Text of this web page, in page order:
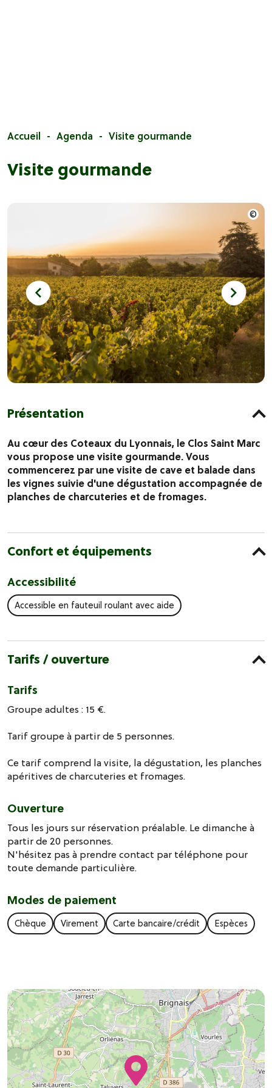
Accueil Agenda Visite gourmande
Visite gourmande
Présentation
Au cœur des Coteaux du Lyonnais, le Clos Saint Marc
vous propose une visite gourmande. Vous
commencerez par une visite de cave et balade dans
les vignes suivie d'une dégustation accompagnée de
planches de charcuteries et de fromages.
Confort et équipements
Accessibilité
Accessible en fauteuil roulant avec aide
Tarifs / ouverture
Tarifs
Groupe adultes : 15 €.
Tarif groupe à partir de 5 personnes.
Ce tarif comprend la visite, la dégustation, les planches
apéritives de charcuteries et fromages.
Ouverture
Tous les jours sur réservation préalable. Le dimanche à
partir de 20 personnes.
N'hésitez pas à prendre contact par téléphone pour
toute demande particulière.
Modes de paiement
Chèque Virement Carte bancaire/crédit Espèces